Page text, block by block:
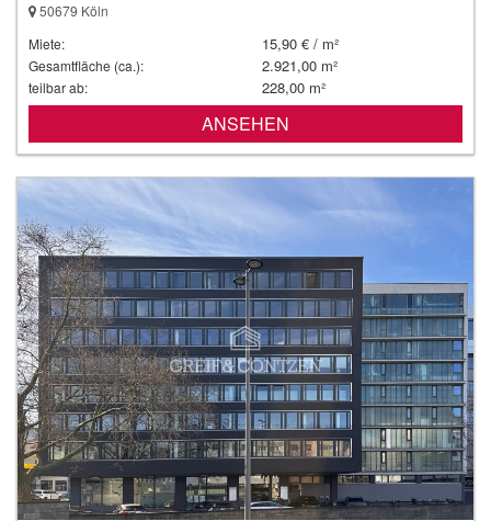
50679 Köln
Miete:
15,90 € / m²
Gesamtfläche (ca.): 2.921,00 m²
teilbar ab: 228,00 m²
ANSEHEN